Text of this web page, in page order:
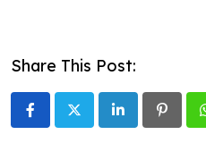
Share This Post:
LinkedIn